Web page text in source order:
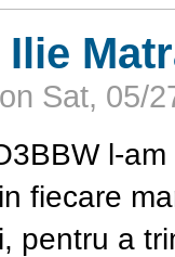
on Sat, 05/
l-
fiecare
pentru a